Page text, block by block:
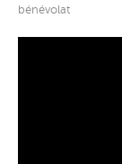
bénévolat